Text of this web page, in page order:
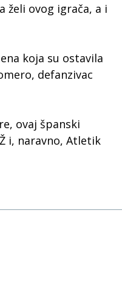
želi ovog igrača, a i
koja su ostavila
defanzivac
ovaj španski
i, naravno, Atletik